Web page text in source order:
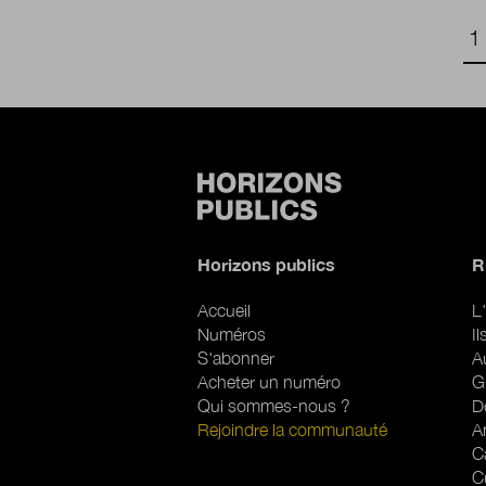
1
Horizons publics
Accueil
Numéros
S'abonner
Acheter un numéro
Qui sommes-nous ?
Rejoindre la communauté